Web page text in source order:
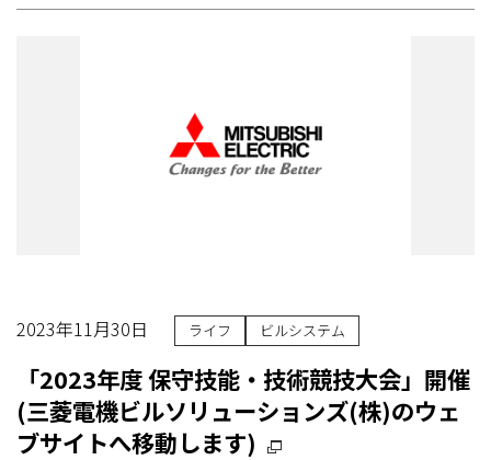
2023年11月30日 ライフ ビルシステム
「2023年度 保守技能・技術競技大会」開催
(三菱電機ビルソリューションズ(株)のウェ
ブサイトへ移動します)